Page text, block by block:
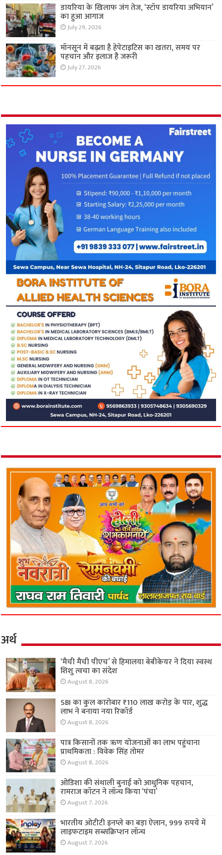
डायरिया के खिलाफ जंग तेज, ‘स्टॉप डायरिया अभियान’
का हुआ आगाज
July 29, 2026
मॉनसून में बढ़ता है हेपेटाइटिस का खतरा, समय पर
पहचान और इलाज है जरूरी
July 27, 2026
अर्थ
‘मैची मैची पीएच’ से हिमालया बेबीकेयर ने दिया स्वस्थ
शिशु त्वचा का संदेश
August 8, 2026
SBI का कुल कारोबार ₹110 लाख करोड़ के पार, शुद्ध
लाभ ने बनाया नया रिकॉर्ड
August 8, 2026
पात्र किसानों तक ऋण योजनाओं का लाभ पहुंचाना
प्राथमिकता : विवेक सिंह तोमर
August 8, 2026
ओडिशा की संथाली बुनाई को आधुनिक पहचान,
रामराज कॉटन ने लॉन्च किया ‘पंचा’
August 7, 2026
भारतीय ओटीटी इनप्ले का बड़ा ऐलान, 999 रुपये में
लाइफटाइम सब्सक्रिप्शन लॉन्च
August 7, 2026